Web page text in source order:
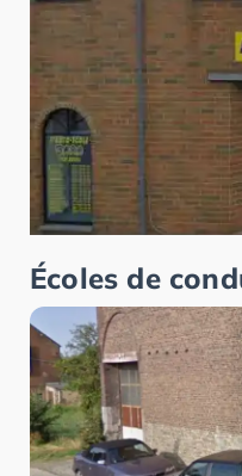
Écoles de